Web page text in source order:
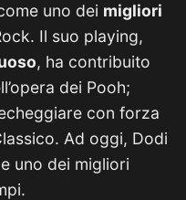
uno dei migliori
Il suo playing,
, ha contribuito
dei Pooh;
con forza
Ad oggi, Dodi
uno dei migliori